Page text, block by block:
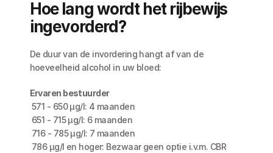
Hoe lang wordt het rijbewijs
ingevorderd?
De duur van de invordering hangt af van de
hoeveelheid alcohol in uw bloed:
Ervaren bestuurder
571 - 650 µg/l: 4 maanden
651 - 715 µg/l: 6 maanden
716 - 785 µg/l: 7 maanden
786 µg/l en hoger: Bezwaar geen optie i.v.m. CBR